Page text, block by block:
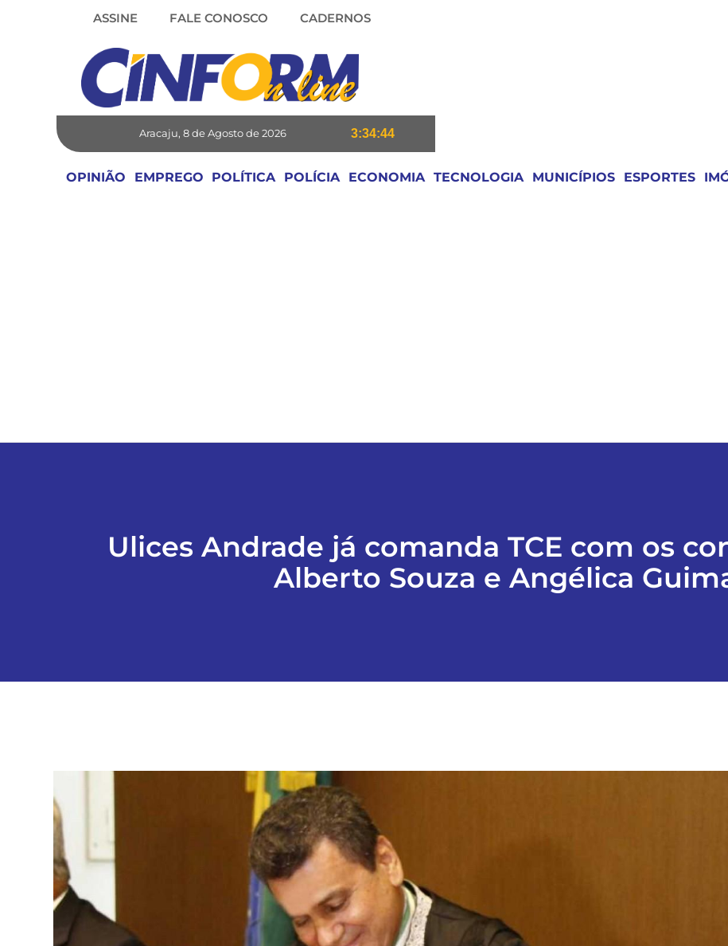
ASSINE FALE CONOSCO CADERNOS
Aracaju, 8 de Agosto de 2026 3:34:45
OPINIÃO EMPREGO POLÍTICA POLÍCIA ECONOMIA TECNOLOGIA MUNICÍPIOS ESPORTES
Ulices Andrade já comanda TCE com os
Alberto Souza e Angélica